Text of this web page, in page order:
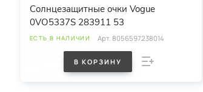
Солнцезащитные очки Vogue
0VO5337S 283911 53
ЕСТЬ В НАЛИЧИИ Арт.8056597238014
В КОРЗИНУ